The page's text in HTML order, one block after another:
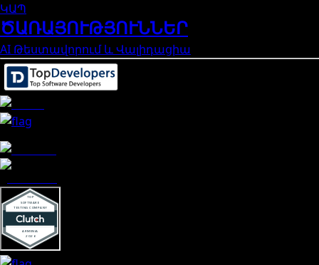
ԿԱՊ
ԾԱՌԱՅՈՒԹՅՈՒՆՆԵՐ
AI Թեստավորում և Վալիդացիա